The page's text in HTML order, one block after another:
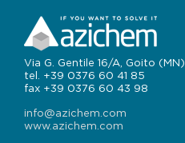
Via G. Gentile 16/A, Goito (MN)
tel. +39 0376 60 41 85
fax +39 0376 60 43 98
info@azichem.com
www.azichem.com